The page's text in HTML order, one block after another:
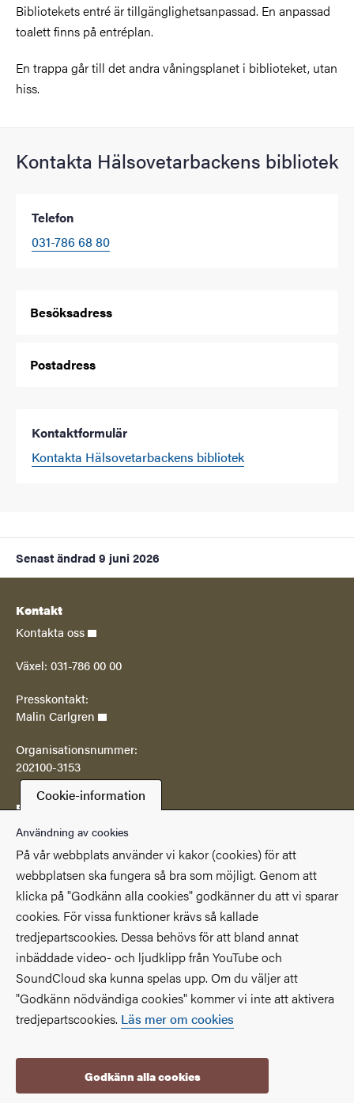
Bibliotekets entré är tillgänglighetsanpassad. En anpassad
toalett finns på entréplan.
En trappa går till det andra våningsplanet i biblioteket, utan
hiss.
Kontakta Hälsovetarbackens bibliotek
Telefon
031-786 68 80
Besöksadress
Postadress
Kontaktformulär
Kontakta Hälsovetarbackens bibliotek
Senast ändrad 9 juni 2026
Cookie-information
Användning av cookies
På vår webbplats använder vi kakor (cookies) för att
webbplatsen ska fungera så bra som möjligt. Genom att
klicka på "Godkänn alla cookies" godkänner du att vi sparar
cookies. För vissa funktioner krävs så kallade
tredjepartscookies. Dessa behövs för att bland annat
inbäddade video- och ljudklipp från YouTube och
SoundCloud ska kunna spelas upp. Om du väljer att
"Godkänn nödvändiga cookies" kommer vi inte att aktivera
tredjepartscookies. Läs mer om cookies
Godkänn alla cookies
Kontakt
Kontakta oss
Växel: 031-786 00 00
Presskontakt:
Malin Carlgren
Organisationsnummer:
202100-3153
Postadress
Göteborgs universitetsbibliotek
Box 607
SE 405 30 Göteborg
Genvägar
(Extern länk)
(Extern länk)
Göteborgs universitet (Extern länk)
Om webbplatsen
Tillgänglighetsredogörelse